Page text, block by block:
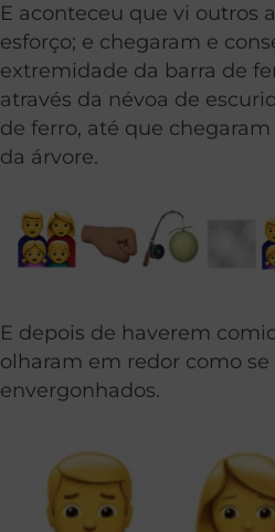
E aconteceu que vi outros
esforço; e chegaram e
extremidade da barra de
através da névoa de
de ferro, até que
da árvore.
E depois de haverem
olharam em redor como se
envergonhados.